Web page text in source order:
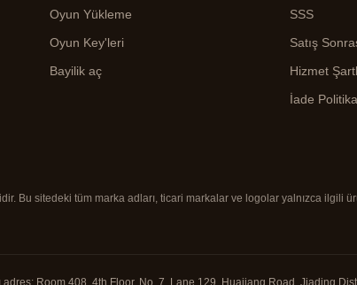
Oyun Yükleme
Oyun Key'leri
Bayilik aç
SSS
Satış
Hizmet
İade
Bu sitedeki tüm marka adları, ticari markalar ve logolar yalnızca ilgili
adres: Room 408, 4th Floor, No. 7, Lane 129, Huajiang Road, Jiading